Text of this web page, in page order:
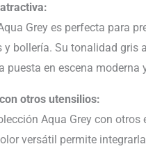
Grey es perfecta para
y bollería. Su tonalidad gris
puesta en escena moderna
otros utensilios:
Aqua Grey con
versátil permite